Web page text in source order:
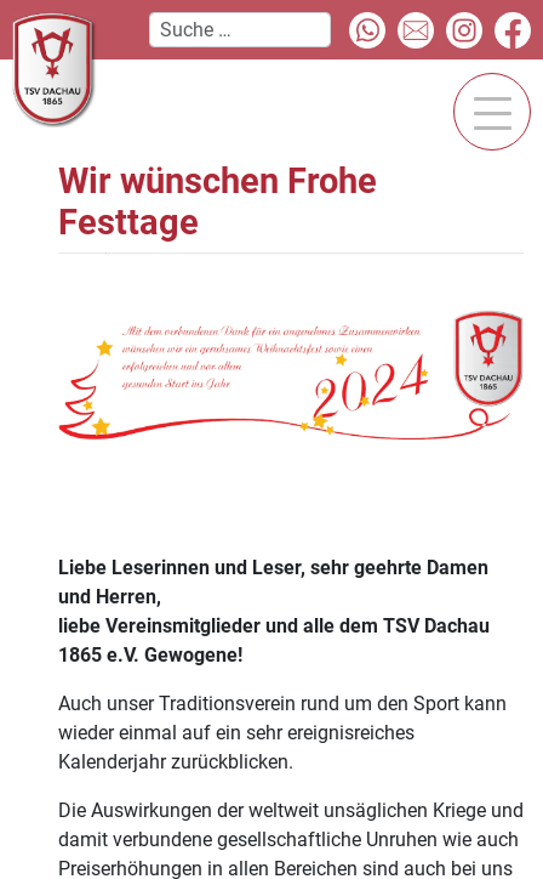
Wir wünschen Frohe
Festtage
Liebe Leserinnen und Leser, sehr geehrte Damen
und Herren,
liebe Vereinsmitglieder und alle dem TSV Dachau
1865 e.V. Gewogene!
Auch unser Traditionsverein rund um den Sport kann
wieder einmal auf ein sehr ereignisreiches
Kalenderjahr zurückblicken.
Die Auswirkungen der weltweit unsäglichen Kriege und
damit verbundene gesellschaftliche Unruhen wie auch
Preiserhöhungen in allen Bereichen sind auch bei uns